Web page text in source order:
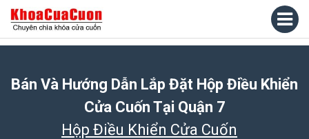
Bán Và Hướng Dẫn Lắp Đặt Hộp Điều Khiển
Cửa Cuốn Tại Quận 7
Hộp Điều Khiển Cửa Cuốn